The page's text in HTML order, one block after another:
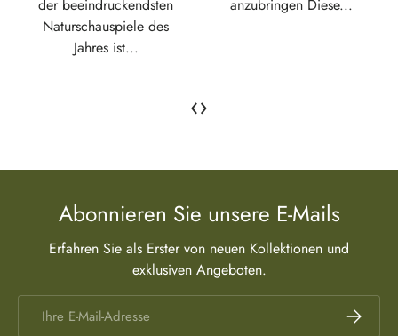
der beeindruckendsten
Naturschauspiele des
Jahres ist...
anzubringen Diese...
‹›
Abonnieren Sie unsere E-Mails
Erfahren Sie als Erster von neuen Kollektionen und
exklusiven Angeboten.